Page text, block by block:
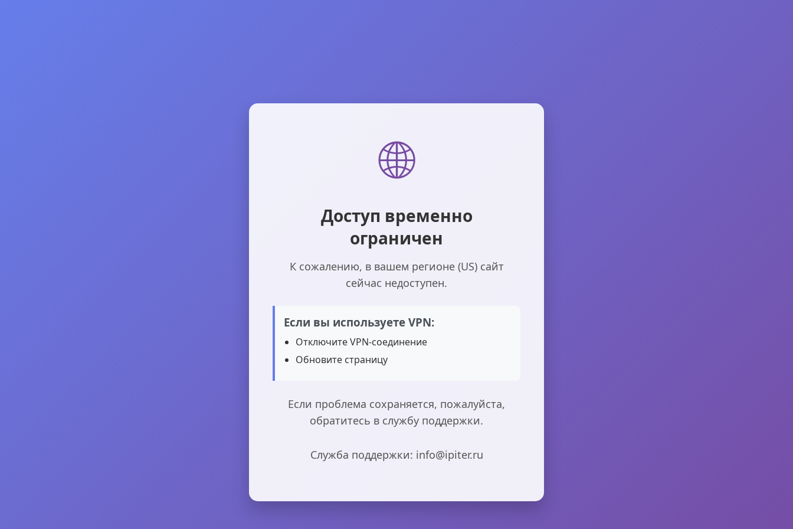
🌐
Доступ временно
ограничен
К сожалению, в вашем регионе (US) сайт
сейчас недоступен.
Если вы используете VPN:
Отключите VPN-соединение
Обновите страницу
Если проблема сохраняется, пожалуйста,
обратитесь в службу поддержки.
Служба поддержки: info@ipiter.ru